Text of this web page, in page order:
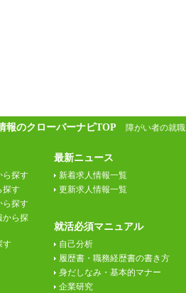
報のクローバーナビTOP 障がい者の就
ら探す
探す
ら探す
から探
す
最新ニュース
新着求人情報一覧
更新求人情報一覧
就活必須マニュアル
自己分析
履歴書・職務経歴書の書き方
身だしなみ・基本的マナー
企業研究